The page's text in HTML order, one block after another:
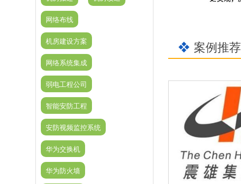
案例推荐
网络布线
机房建设方案
网络系统集成
弱电工程公司
智能安防工程
安防视频监控系统
华为交换机
华为防火墙